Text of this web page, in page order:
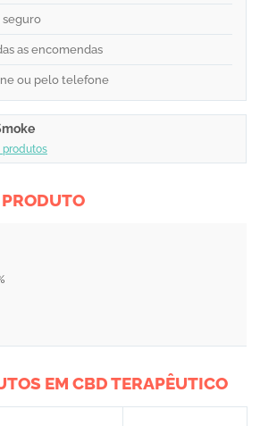
seguro
as encomendas
ou pelo telefone
produtos
EM CBD TERAPÊUTICO